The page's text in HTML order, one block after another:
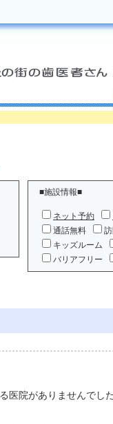
■施設情報■
ネット予約
通話無料
キッズルーム
バリアフリー
医院がありませんでした